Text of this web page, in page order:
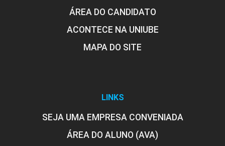
ÁREA DO CANDIDATO
ACONTECE NA UNIUBE
MAPA DO SITE
LINKS
SEJA UMA EMPRESA CONVENIADA
ÁREA DO ALUNO (AVA)